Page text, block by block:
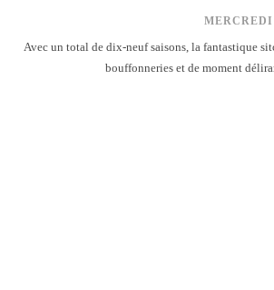
Avec un total de dix-neuf saisons, la fantastique
bouffonneries et de moment